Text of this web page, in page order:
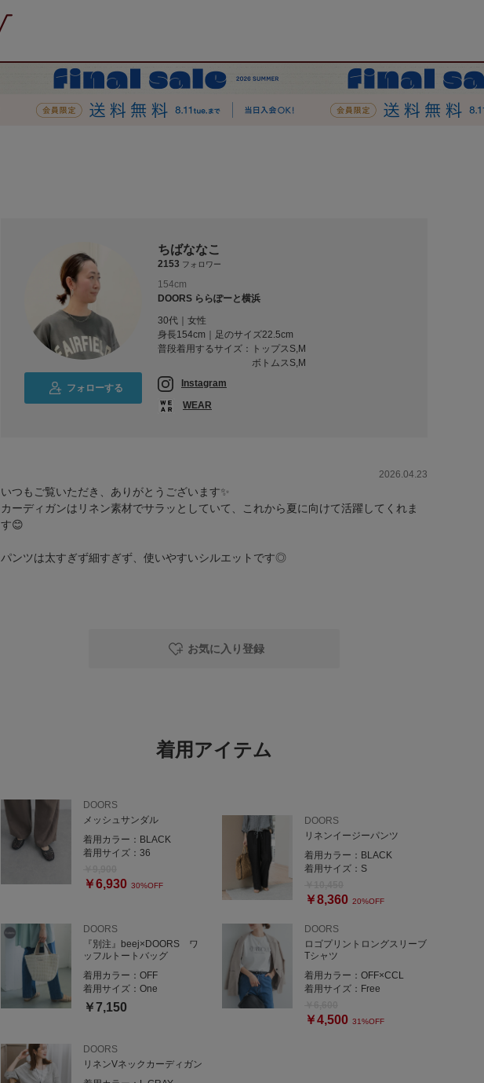
フォローする
ちばななこ
2153 フォロワー
154cm
DOORS ららぽーと横浜
30代｜女性
身長154cm｜足のサイズ22.5cm
普段着用するサイズ：
トップスS,M
ボトムスS,M
Instagram
WEAR
2026.04.23
いつもご覧いただき、ありがとうございます✨
カーディガンはリネン素材でサラッとしていて、これから夏に向けて活躍してくれま
す😊
パンツは太すぎず細すぎず、使いやすいシルエットです◎
お気に入り登録
着用アイテム
DOORS
メッシュサンダル
着用カラー： BLACK
着用サイズ： 36
￥6,930 30%OFF
DOORS
リネンイージーパンツ
着用カラー： BLACK
着用サイズ： S
￥8,360 20%OFF
DOORS
『別注』beej×DOORS ワ
ッフルトートバッグ
着用カラー： OFF
着用サイズ： One
￥7,150
DOORS
ロゴプリントロングスリーブ
Tシャツ
着用カラー： OFF×CCL
着用サイズ： Free
￥4,500 31%OFF
DOORS
リネンVネックカーディガン